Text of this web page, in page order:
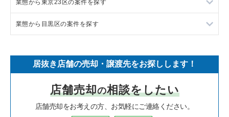
イタリア料理の居抜き売却物件の案件一覧
中華の居抜き売却物件の案件一覧
寿司の居抜き売却物件の案件一覧
焼肉の居抜き売却物件の案件一覧
鉄板焼き・お好み焼の居抜き売却物件の案件一覧
東京都下の飲食店の居抜き売却物件の案件一覧
千葉県の飲食店の居抜き売却物件の案件一覧
神奈川県の飲食店の居抜き売却物件の案件一覧
大阪府の飲食店の居抜き売却物件の案件一覧
兵庫県の飲食店の居抜き売却物件の案件一覧
目黒区の飲食店の居抜き売却物件の案件一覧
渋谷区の飲食店の居抜き売却物件の案件一覧
新宿区の飲食店の居抜き売却物件の案件一覧
葛飾区の飲食店の居抜き売却物件の案件一覧
中央区の飲食店の居抜き売却物件の案件一覧
業態から東京23区の案件を探す
東京23区のラーメンの居抜き売却物件の案件一覧
東京23区のイタリア料理の居抜き売却物件の案件一覧
東京23区の中華の居抜き売却物件の案件一覧
東京23区のそば・うどんの居抜き売却物件の案件一覧
業態から目黒区の案件を探す
目黒区のフランス料理の居抜き売却物件の案件一覧
目黒区のイタリア料理の居抜き売却物件の案件一覧
目黒区の中華の居抜き売却物件の案件一覧
居抜き店舗の売却・譲渡先をお探しします！
店舗売却の相談をしたい
店舗売却をお考えの方、お気軽にご連絡ください。